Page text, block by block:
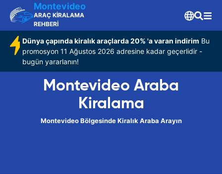
Montevideo
ARAÇ KİRALAMA
REHBERİ
Dünya çapında kiralık araçlarda 20% 'a varan indirim Bu
promosyon 11 Ağustos 2026 adresine kadar geçerlidir -
bugün yararlanın!
Montevideo Araba
Kiralama
Montevideo Bölgesinde Kiralık Araba Arayın